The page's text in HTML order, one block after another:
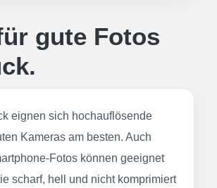
gute Fotos
eignen sich hochauflösende
Kameras am besten. Auch
Fotos können geeignet
scharf, hell und nicht komprimiert